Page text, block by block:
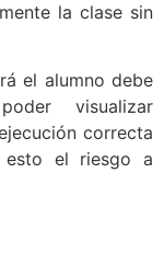
la clase sin
el alumno debe
visualizar
correcta
esto el riesgo a